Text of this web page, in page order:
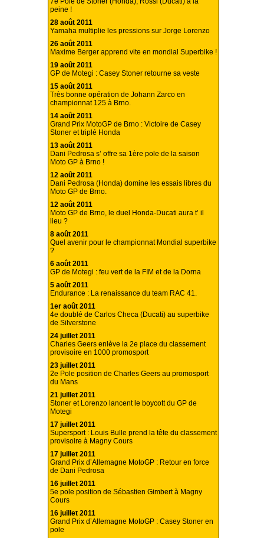
peine !
28 août 2011
Yamaha multiplie les pressions sur Jorge Lorenzo
26 août 2011
Maxime Berger apprend vite en mondial Superbike !
19 août 2011
GP de Motegi : Casey Stoner retourne sa veste
15 août 2011
Très bonne opération de Johann Zarco en
championnat 125 à Brno.
14 août 2011
Grand Prix MotoGP de Brno : Victoire de Casey
Stoner et triplé Honda
13 août 2011
Dani Pedrosa s’ offre sa 1ère pole de la saison
Moto GP à Brno !
12 août 2011
Dani Pedrosa (Honda) domine les essais libres du
Moto GP de Brno.
12 août 2011
Moto GP de Brno, le duel Honda-Ducati aura t’ il
lieu ?
8 août 2011
Quel avenir pour le championnat Mondial superbike
?
6 août 2011
GP de Motegi : feu vert de la FIM et de la Dorna
5 août 2011
Endurance : La renaissance du team RAC 41.
1er août 2011
4e doublé de Carlos Checa (Ducati) au superbike
de Silverstone
24 juillet 2011
Charles Geers enlève la 2e place du classement
provisoire en 1000 promosport
23 juillet 2011
2e Pole position de Charles Geers au promosport
du Mans
21 juillet 2011
Stoner et Lorenzo lancent le boycott du GP de
Motegi
17 juillet 2011
Supersport : Louis Bulle prend la tête du classement
provisoire à Magny Cours
17 juillet 2011
Grand Prix d’Allemagne MotoGP : Retour en force
de Dani Pedrosa
16 juillet 2011
5e pole position de Sébastien Gimbert à Magny
Cours
16 juillet 2011
Grand Prix d’Allemagne MotoGP : Casey Stoner en
pole